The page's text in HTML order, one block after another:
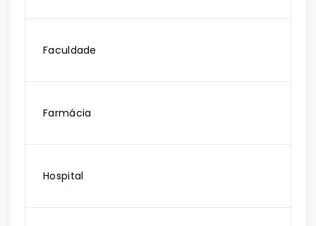
Faculdade
Farmácia
Hospital